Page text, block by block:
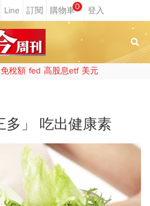
0
稅額 fed 高股息etf 美元
多」 吃出健康素